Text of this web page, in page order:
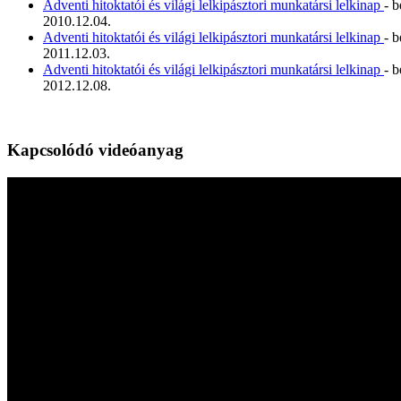
Adventi hitoktatói és világi lelkipásztori munkatársi lelkinap -
2010.12.04.
Adventi hitoktatói és világi lelkipásztori munkatársi lelkinap -
2011.12.03.
Adventi hitoktatói és világi lelkipásztori munkatársi lelkinap -
2012.12.08.
Kapcsolódó videóanyag